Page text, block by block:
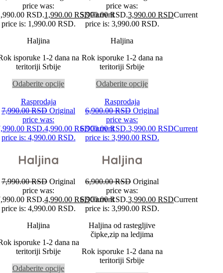
price was:
RSD.1,990.00 RSDCurrent
price is: 1,990.00 RSD.
Haljina
isporuke 1-2 dana na
teritoriji Srbije
Odaberite opcije
price was:
5,990.00 RSD.3,990.00 RSDCurrent
price is: 3,990.00 RSD.
Haljina
Rok isporuke 1-2 dana na
teritoriji Srbije
Odaberite opcije
Rasprodaja
7,990.00RSD Original
price was:
RSD.4,990.00 RSDCurrent
price is: 4,990.00 RSD.
Haljina
7,990.00RSD Original
price was:
RSD.4,990.00 RSDCurrent
price is: 4,990.00 RSD.
Haljina
isporuke 1-2 dana na
teritoriji Srbije
Odaberite opcije
Rasprodaja
6,900.00RSD Original
price was:
6,900.00 RSD.3,990.00 RSDCurrent
price is: 3,990.00 RSD.
Haljina
6,900.00RSD Original
price was:
6,900.00 RSD.3,990.00 RSDCurrent
price is: 3,990.00 RSD.
Haljina od rastegljive
čipke,zip na ledjima
Rok isporuke 1-2 dana na
teritoriji Srbije